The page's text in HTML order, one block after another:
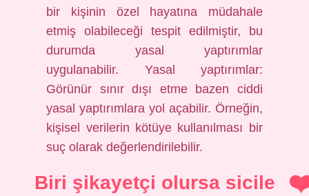
bir kişinin özel hayatına müdahale
etmiş olabileceği tespit edilmiştir, bu
durumda yasal yaptırımlar
uygulanabilir. Yasal yaptırımlar:
Görünür sınır dışı etme bazen ciddi
yasal yaptırımlara yol açabilir. Örneğin,
kişisel verilerin kötüye kullanılması bir
suç olarak değerlendirilebilir.
Biri şikayetçi olursa sicile